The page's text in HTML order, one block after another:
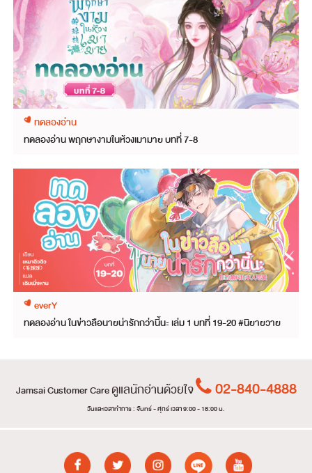
ทดลองอ่าน
ทดลองอ่าน พฤกษางามในห้วงเมามาย บทที่ 7-8
everY
ทดลองอ่าน ในข่าวลือนายน่ารักกว่านี้นะ เล่ม 1 บทที่ 19-20 #นิยายวาย
Jamsai Customer Careดูแลนักอ่านด้วยใจ 02-840-4888
วันและเวลาทำการ : จันทร์ - ศุกร์ เวลา 9:00 - 18:00 น.